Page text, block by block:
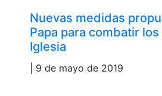
Nuevas medidas
Papa para combatir
Iglesia
| 9 de mayo de 2019